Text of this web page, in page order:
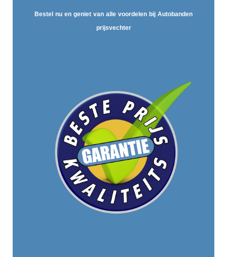
Bestel nu en geniet van alle voordelen bij Autobanden
prijsvechter